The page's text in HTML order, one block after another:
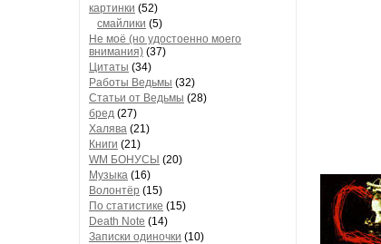
картинки (52)
смайлики (5)
Не моё (но удостоенно моего
внимания) (37)
Цитаты (34)
Работы Ведьмы (32)
Статьи от Ведьмы (28)
бред (27)
Халява (21)
Книги (21)
WM БОНУСЫ (20)
Музыка (16)
Волонтёр (15)
По статистике (15)
Death Note (14)
Записки одиночки (10)